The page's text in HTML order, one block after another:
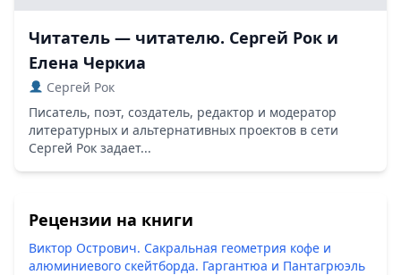
Читатель — читателю. Сергей Рок и
Елена Черкиа
Сергей Рок
Писатель, поэт, создатель, редактор и модератор
литературных и альтернативных проектов в сети
Сергей Рок задает...
Рецензии на книги
Виктор Острович. Сакральная геометрия кофе и
алюминиевого скейтборда. Гаргантюа и Пантагрюэль